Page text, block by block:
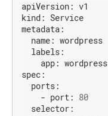
apiVersion: v1
kind: Service
metadata:
name: wordpress
labels:
app: wordpress
spec:
ports:
- port: 80
selector: